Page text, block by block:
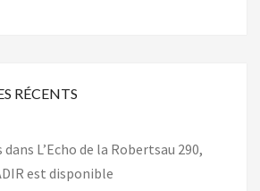
RÉCENTS
dans L’Echo de la Robertsau 290,
est disponible